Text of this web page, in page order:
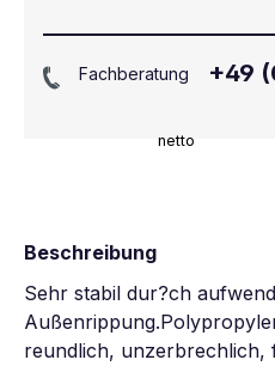
netto
Fachberatung +49
Beschreibung
Sehr stabil dur?ch
reundlich, unzerbrechlich,